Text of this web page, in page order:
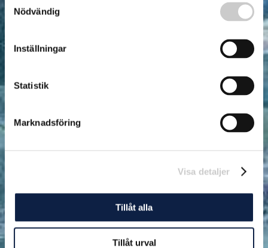
Nödvändig
Inställningar
Statistik
Marknadsföring
Visa detaljer
Tillåt alla
Tillåt urval